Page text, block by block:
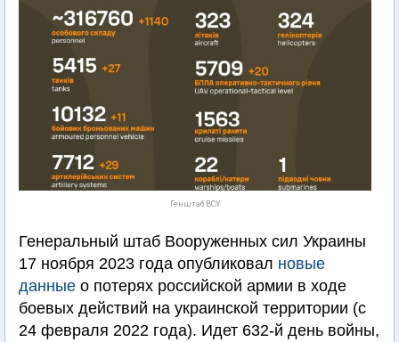
Генштаб ВСУ
Генеральный штаб Вооруженных сил Украины
17 ноября 2023 года опубликовал новые
данные о потерях российской армии в ходе
боевых действий на украинской территории (с
24 февраля 2022 года). Идет 632-й день войны,